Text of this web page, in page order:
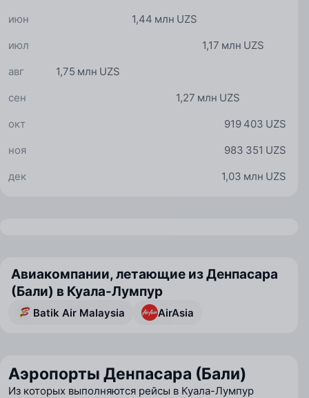
1,44 млн UZS
июн
1,17 млн UZS
июл
1,75 млн UZS
авг
1,27 млн UZS
сен
919 403 UZS
окт
983 351 UZS
ноя
1,03 млн UZS
дек
Авиакомпании, летающие из Денпасара
(Бали) в Куала-Лумпур
Batik Air Malaysia AirAsia
Аэропорты Денпасара (Бали)
Из которых выполняются рейсы в Куала-Лумпур